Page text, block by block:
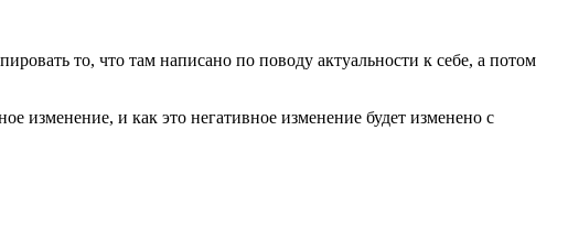
то, что там написано по поводу актуальности к себе, а потом
изменение, и как это негативное изменение будет изменено с